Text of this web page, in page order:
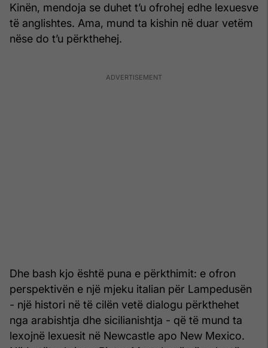
Kinën, mendoja se duhet t’u ofrohej edhe lexuesve
të anglishtes. Ama, mund ta kishin në duar vetëm
nëse do t’u përkthehej.
Dhe bash kjo është puna e përkthimit: e ofron
perspektivën e një mjeku italian për Lampedusën
- një histori në të cilën vetë dialogu përkthehet
nga arabishtja dhe sicilianishtja - që të mund ta
lexojnë lexuesit në Newcastle apo New Mexico.